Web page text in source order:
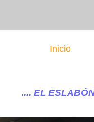
Inicio
VILLENA ...